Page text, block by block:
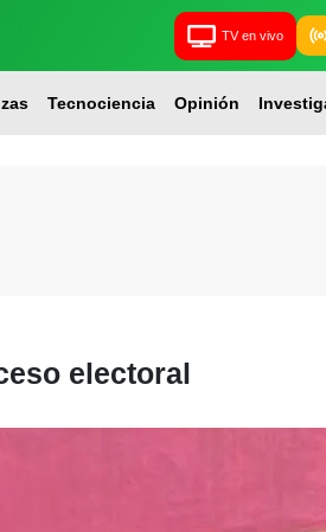
TV en vivo
Tecnociencia Opinión
electoral